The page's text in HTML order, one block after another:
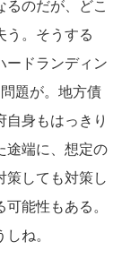
のだが、どこ
う。そうする
ードランディン
題が。地方債
身もはっきり
途端に、想定の
策しても対策し
能性もある。
ね。